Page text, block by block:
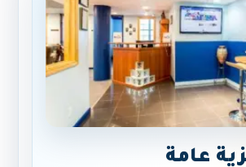
عامة